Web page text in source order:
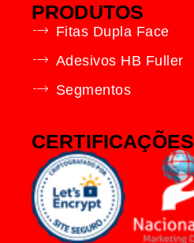
PRODUTOS
Fitas Dupla Face
Adesivos HB Fuller
Segmentos
CERTIFICAÇÕES